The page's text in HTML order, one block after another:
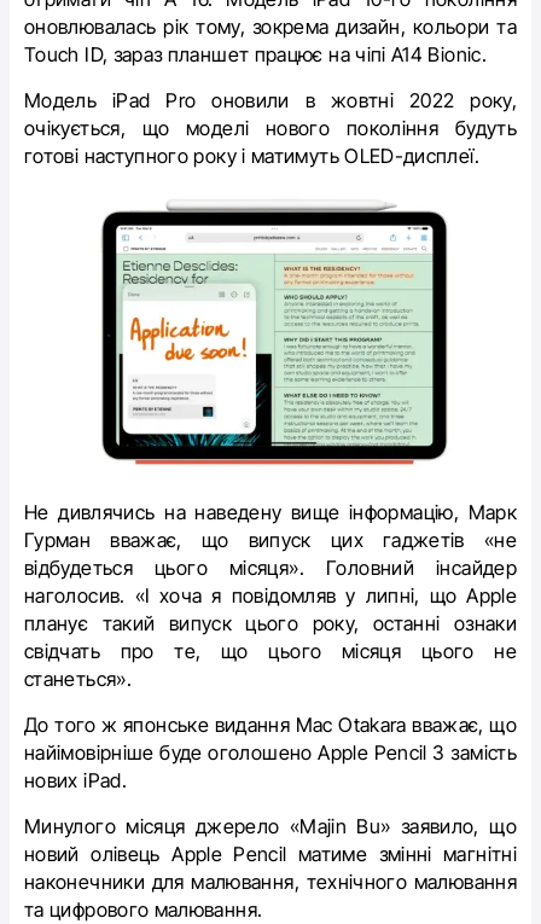
оновлювалась рік тому, зокрема дизайн, кольори та
Touch ID, зараз планшет працює на чіпі A14 Bionic.
Модель iPad Pro оновили в жовтні 2022 року,
очікується, що моделі нового покоління будуть
готові наступного року і матимуть OLED-дисплеї.
Не дивлячись на наведену вище інформацію, Марк
Гурманвважає, що випуск цих гаджетів «не
відбудеться цього місяця». Головний інсайдер
наголосив. «І хоча я повідомляв у липні, що Apple
планує такий випуск цього року, останні ознаки
свідчать про те, що цього місяця цього не
станеться».
До того ж японське видання Mac Otakara вважає, що
найімовірніше буде оголошено Apple Pencil 3 замість
нових iPad.
Минулого місяця джерело «Majin Bu» заявило, що
новий олівець Apple Pencil матиме змінні магнітні
наконечники для малювання, технічного малювання
та цифрового малювання.